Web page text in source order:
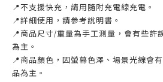
📍不支援快充，請用隨附充電線充電。
📍詳細使用，請參考說明書。
📍商品尺寸/重量為手工測量，會有些許
為主。
📍商品顏色，因螢幕色澤、場景光線會
品為主。